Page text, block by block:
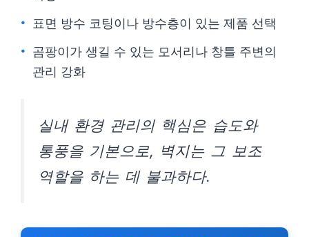
표면 방수 코팅이나 방수층이 있는 제품 선택
곰팡이가 생길 수 있는 모서리나 창틀 주변의
관리 강화
실내 환경 관리의 핵심은 습도와
통풍을 기본으로, 벽지는 그 보조
역할을 하는 데 불과하다.